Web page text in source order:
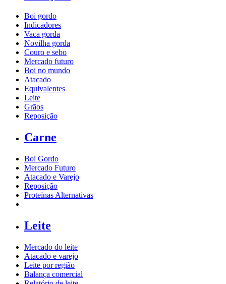
Boi gordo
Indicadores
Vaca gorda
Novilha gorda
Couro e sebo
Mercado futuro
Boi no mundo
Atacado
Equivalentes
Leite
Grãos
Reposição
Carne
Boi Gordo
Mercado Futuro
Atacado e Varejo
Reposição
Proteínas Alternativas
Leite
Mercado do leite
Atacado e varejo
Leite por região
Balança comercial